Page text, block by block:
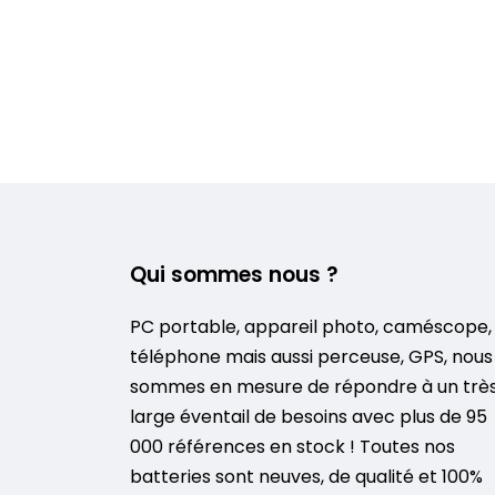
Qui sommes nous ?
PC portable, appareil photo, caméscope,
téléphone mais aussi perceuse, GPS, nous
sommes en mesure de répondre à un
large éventail de besoins avec plus de 95
000 références en stock ! Toutes nos
batteries sont neuves, de qualité et 100%